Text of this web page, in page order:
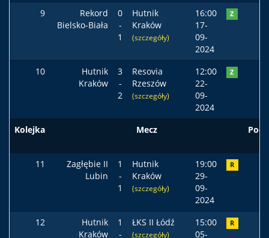
9
Rekord
Bielsko-Biała
0
-
1
Hutnik
Kraków
(szczegóły)
16:00
17-
09-
2024
Z
10
Hutnik
Kraków
3
-
2
Resovia
Rzeszów
(szczegóły)
12:00
22-
09-
2024
Z
Kolejka Mecz
11
Zagłębie II
Lubin
1
-
1
Hutnik
Kraków
(szczegóły)
19:00
29-
09-
2024
R
12
Hutnik
Kraków
1
-
ŁKS II Łódź
(szczegóły)
15:00
05-
R